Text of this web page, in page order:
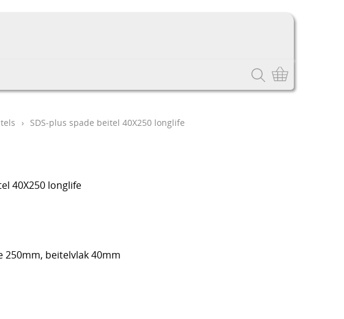
› SDS-plus spade beitel 40X250 longlife
40X250 longlife
250mm, beitelvlak 40mm